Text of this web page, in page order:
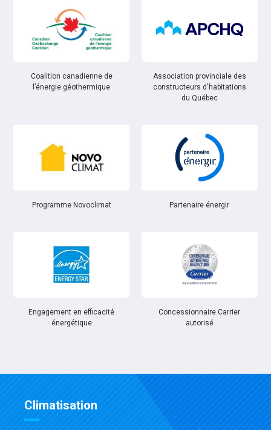
Coalition canadienne de
l’énergie géothermique
Association provinciale des
constructeurs d'habitations
du Québec
Programme Novoclimat Partenaire énergir
Engagement en efficacité
énergétique
Concessionnaire Carrier
autorisé
Climatisation